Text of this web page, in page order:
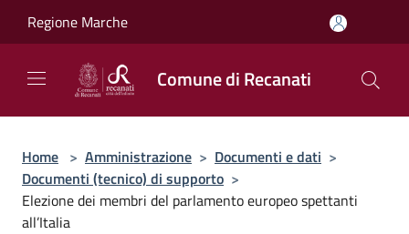
Regione Marche
Comune di Recanati
Home > Amministrazione > Documenti e dati >
Documenti (tecnico) di supporto >
Elezione dei membri del parlamento europeo spettanti
all’Italia